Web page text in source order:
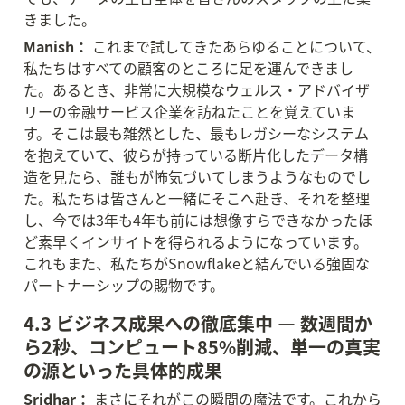
きました。
Manish： これまで試してきたあらゆることについて、
私たちはすべての顧客のところに足を運んできまし
た。あるとき、非常に大規模なウェルス・アドバイザ
リーの金融サービス企業を訪ねたことを覚えていま
す。そこは最も雑然とした、最もレガシーなシステム
を抱えていて、彼らが持っている断片化したデータ構
造を見たら、誰もが怖気づいてしまうようなものでし
た。私たちは皆さんと一緒にそこへ赴き、それを整理
し、今では3年も4年も前には想像すらできなかったほ
ど素早くインサイトを得られるようになっています。
これもまた、私たちがSnowflakeと結んでいる強固な
パートナーシップの賜物です。
4.3 ビジネス成果への徹底集中 — 数週間か
ら2秒、コンピュート85%削減、単一の真実
の源といった具体的成果
Sridhar： まさにそれがこの瞬間の魔法です。これから